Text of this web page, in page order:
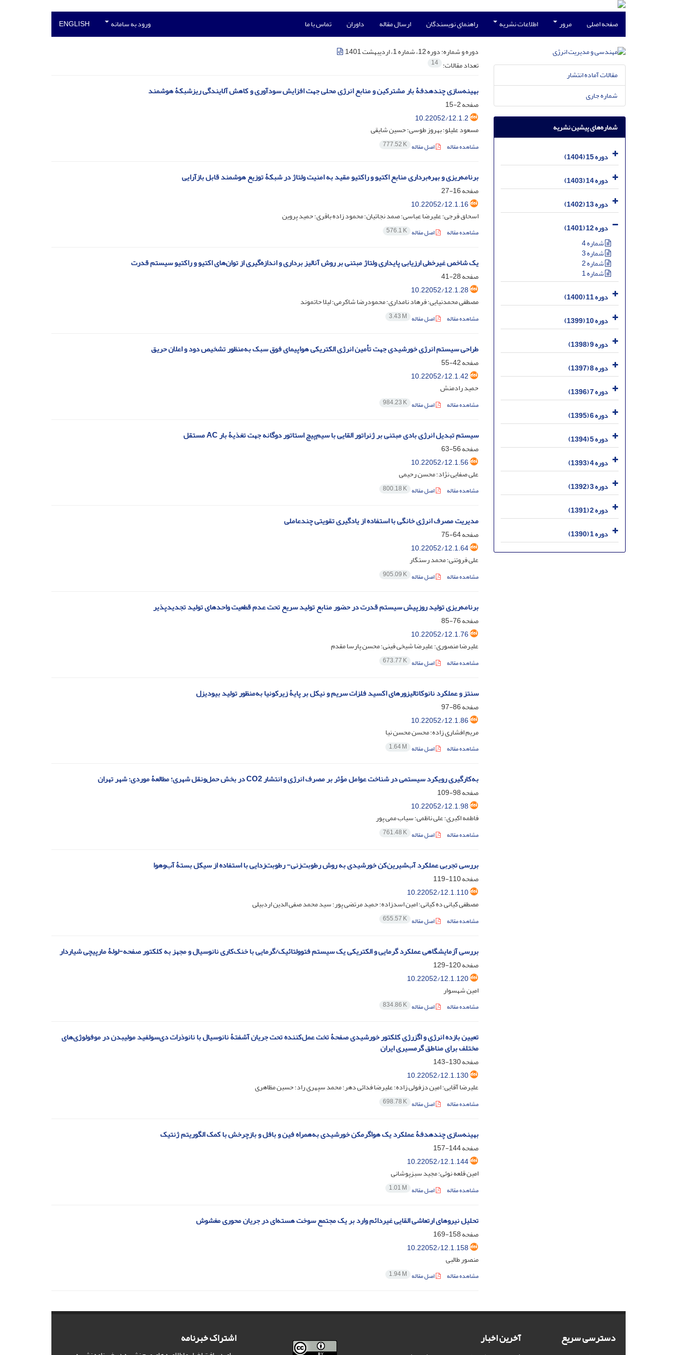
صفحه اصلی مرور اطلاعات نشریه راهنمای نویسندگان ارسال مقاله داوران تماس با ما ورود به سامانه ENGLISH
دوره و شماره:دوره 12، شماره 1، اردیبهشت 1401
تعداد مقالات: 14
بهینه‌سازی چندهدفۀ بار مشترکین و منابع انرژی محلی جهت افزایش سودآوری و کاهش آلایندگی ریزشبکۀ هوشمند
صفحه2-15
10.22052/12.1.2
مسعود علیلو؛ بهروز طوسی؛ حسین شایقی
مشاهده مقاله اصل مقاله 777.52 K
برنامه‌ریزی و بهره‌برداری منابع اکتیو و راکتیو مقید به امنیت ولتاژ در شبکۀ توزیع هوشمند قابل بازآرایی
صفحه16-27
10.22052/12.1.16
اسحاق فرجی؛ علیرضا عباسی؛ صمد نجاتیان؛ محمود زاده باقری؛ حمید پروین
مشاهده مقاله اصل مقاله 576.1 K
یک شاخص غیرخطی ارزیابی پایداری ولتاژ مبتنی بر روش آنالیز برداری و اندازه‌گیری‌ از توان‌های اکتیو و راکتیو سیستم قدرت
صفحه28-41
10.22052/12.1.28
مصطفی محمدنیایی؛ فرهاد نامداری؛ محمودرضا شاکرمی؛ لیلا حاتموند
مشاهده مقاله اصل مقاله 3.43 M
طراحی سیستم انرژی خورشیدی جهت تأمین انرژی الکتریکی هواپیمای فوق سبک به‌منظور تشخیص دود و اعلان حریق
صفحه42-55
10.22052/12.1.42
حمید رادمنش
مشاهده مقاله اصل مقاله 984.23 K
سیستم تبدیل انرژی بادی مبتنی بر ژنراتور القایی با سیم‌پیچ استاتور دوگانه جهت تغذیۀ بار AC مستقل
صفحه56-63
10.22052/12.1.56
علی صفایی نژاد؛ محسن رحیمی
مشاهده مقاله اصل مقاله 800.18 K
مدیریت مصرف انرژی خانگی با استفاده از یادگیری تقویتی چندعاملی
صفحه64-75
10.22052/12.1.64
علی فروتنی؛ محمد رستگار
مشاهده مقاله اصل مقاله 905.09 K
برنامه‌ریزی تولید روزپیش سیستم قدرت در حضور منابع تولید سریع تحت عدم‌ قطعیت واحدهای تولید تجدیدپذیر
صفحه76-85
10.22052/12.1.76
علیرضا منصوری؛ علیرضا شیخی فینی؛ محسن پارسا مقدم
مشاهده مقاله اصل مقاله 673.77 K
سنتز و عملکرد نانوکاتالیزورهای اکسید فلزات سریم و نیکل بر پایۀ زیرکونیا به‌منظور تولید بیودیزل‌
صفحه86-97
10.22052/12.1.86
مریم افشاری زاده؛ محسن محسن نیا
مشاهده مقاله اصل مقاله 1.64 M
به‌کارگیری رویکرد سیستمی در شناخت عوامل مؤثر بر مصرف انرژی و انتشار CO2 در بخش حمل‌ونقل شهری؛ مطالعۀ موردی: شهر تهران
صفحه98-109
10.22052/12.1.98
فاطمه اکبری؛ علی ناظمی؛ سیاب ممی پور
مشاهده مقاله اصل مقاله 761.48 K
بررسی تجربی عملکرد آب‌شیرین‌کن خورشیدی به روش رطوبت‌زنی- رطوبت‌زدایی با استفاده از سیکل بستۀ آب‌وهوا
صفحه110-119
10.22052/12.1.110
مصطفی کیانی ده کیانی؛ امین اسدزاده؛ حمید مرتضی پور؛ سید محمد صفی الدین اردبیلی
مشاهده مقاله اصل مقاله 655.57 K
بررسی آزمایشگاهی عملکرد گرمایی و الکتریکی یک سیستم فتوولتائیک/گرمایی با خنک‌کاری نانوسیال و مجهز به کلکتور صفحه-لولۀ مارپیچی شیاردار
صفحه120-129
10.22052/12.1.120
امین شهسوار
مشاهده مقاله اصل مقاله 834.86 K
تعیین بازده انرژی و اگزرژی کلکتور خورشیدی صفحۀ تخت عمل‌کننده تحت جریان آشفتۀ نانوسیال با نانوذرات دی‌سولفید مولیبدن در موفولوژی‌های
مختلف برای مناطق گرمسیری ایران
صفحه130-143
10.22052/12.1.130
علیرضا آقایی؛ امین دزفولی زاده؛ علیرضا فدائی دهر؛ محمد سپهری راد؛ حسین مظاهری
مشاهده مقاله اصل مقاله 698.78 K
بهینه‌سازی چندهدفۀ عملکرد یک هواگرمکن خورشیدی به‌همراه فین و بافل و بازچرخش با کمک الگوریتم ژنتیک
صفحه144-157
10.22052/12.1.144
امین قلعه نوئی؛ مجید سبزپوشانی
مشاهده مقاله اصل مقاله 1.01 M
تحلیل نیروهای ارتعاشی القایی غیردائم وارد بر یک مجتمع سوخت هسته‌ای در جریان محوری مغشوش
صفحه158-169
10.22052/12.1.158
منصور طالبی
مشاهده مقاله اصل مقاله 1.94 M
مقالات آماده انتشار
شماره جاری
شماره‌های پیشین نشریه
دوره 15 (1404)
دوره 14 (1403)
دوره 13 (1402)
دوره 12 (1401)
شماره 4
شماره 3
شماره 2
شماره 1
دوره 11 (1400)
دوره 10 (1399)
دوره 9 (1398)
دوره 8 (1397)
دوره 7 (1396)
دوره 6 (1395)
دوره 5 (1394)
دوره 4 (1393)
دوره 3 (1392)
دوره 2 (1391)
دوره 1 (1390)
دسترسی سریع آخرین اخبار اشتراک خبرنامه